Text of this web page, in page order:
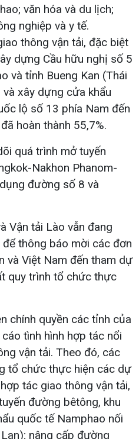
văn hóa và du lịch;
nghiệp và y tế.
thông vận tải, đặc biệt
dựng Cầu hữu nghị số 5
và tỉnh Bueng Kan (Thái
xây dựng cửa khẩu
lộ số 13 phía Nam đến
hoàn thành 55,7%.
quá trình mở tuyến
Nakhon Phanom-
đường số 8 và
Vận tải Lào vẫn đang
thông báo mời các đơn
và Việt Nam đến tham dự
quy trình tổ chức thực
chính quyền các tỉnh của
tình hình hợp tác nổi
vận tải. Theo đó, các
tổ chức thực hiện các dự
tác giao thông vận tải,
đường bêtông, khu
quốc tế Namphao nối
nâng cấp đường